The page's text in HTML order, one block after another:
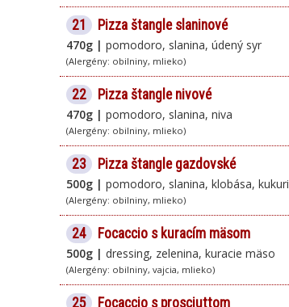
21 Pizza štangle slaninové
470g | pomodoro, slanina, údený syr
(Alergény: obilniny, mlieko)
22 Pizza štangle nivové
470g | pomodoro, slanina, niva
(Alergény: obilniny, mlieko)
23 Pizza štangle gazdovské
500g | pomodoro, slanina, klobása,
(Alergény: obilniny, mlieko)
24 Focaccio s kuracím mäsom
500g | dressing, zelenina, kuracie mäso
(Alergény: obilniny, vajcia, mlieko)
25 Focaccio s prosciuttom